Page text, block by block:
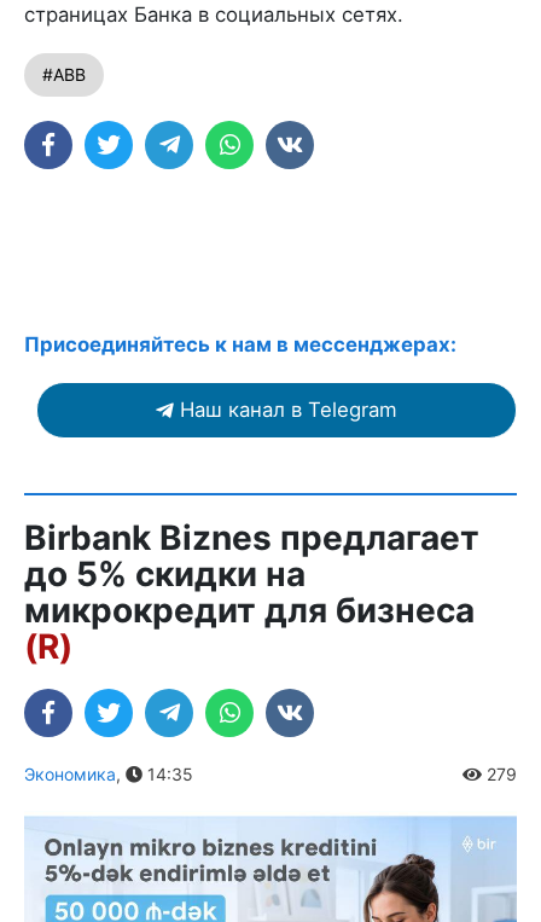
страницах Банка в социальных сетях.
#ABB
Присоединяйтесь к нам в мессенджерах:
Наш канал в Telegram
Birbank Biznes предлагает
до 5% скидки на
микрокредит для бизнеса
(R)
Экономика, 14:35 279